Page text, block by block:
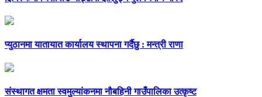
प्युठानमा यातायात कार्यालय स्थापना गर्दैछु : मन्त्री राणा
संस्थागत क्षमता स्वमुल्यांकनमा नौबहिनी गाउँपालिका उत्कृष्ट